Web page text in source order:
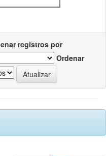
registros por
Ordenar